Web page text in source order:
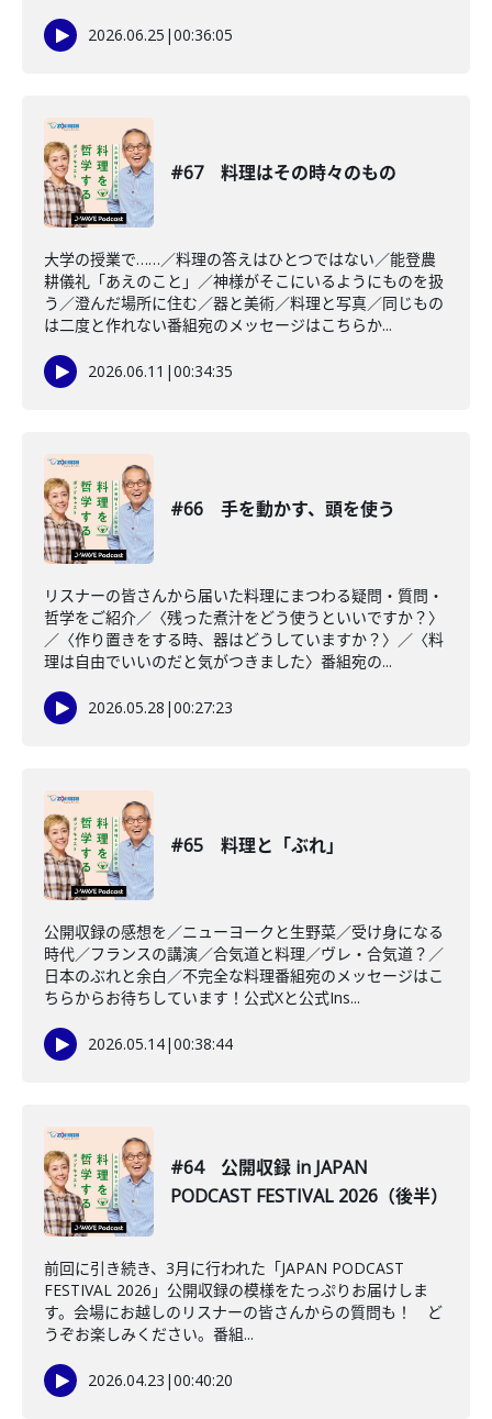
2026.06.25 |00:36:05
#67 料理はその時々のもの
大学の授業で……／料理の答えはひとつではない／能登農
耕儀礼「あえのこと」／神様がそこにいるようにものを扱
う／澄んだ場所に住む／器と美術／料理と写真／同じもの
は二度と作れない番組宛のメッセージはこちらか...
2026.06.11 |00:34:35
#66 手を動かす、頭を使う
リスナーの皆さんから届いた料理にまつわる疑問・質問・
哲学をご紹介／〈残った煮汁をどう使うといいですか？〉
／〈作り置きをする時、器はどうしていますか？〉／〈料
理は自由でいいのだと気がつきました〉番組宛の...
2026.05.28 |00:27:23
#65 料理と「ぶれ」
公開収録の感想を／ニューヨークと生野菜／受け身になる
時代／フランスの講演／合気道と料理／ヴレ・合気道？／
日本のぶれと余白／不完全な料理番組宛のメッセージはこ
ちらからお待ちしています！公式Xと公式Ins...
2026.05.14|00:38:44
#64 公開収録 in JAPAN
PODCAST FESTIVAL 2026（後半）
前回に引き続き、3月に行われた「JAPAN PODCAST
FESTIVAL 2026」公開収録の模様をたっぷりお届けしま
す。会場にお越しのリスナーの皆さんからの質問も！ ど
うぞお楽しみください。番組...
2026.04.23 |00:40:20